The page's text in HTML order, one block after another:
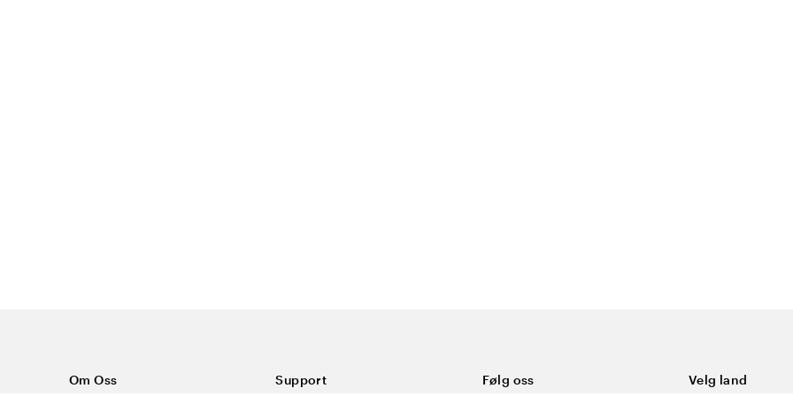
Om Oss Support Følg oss Velg land